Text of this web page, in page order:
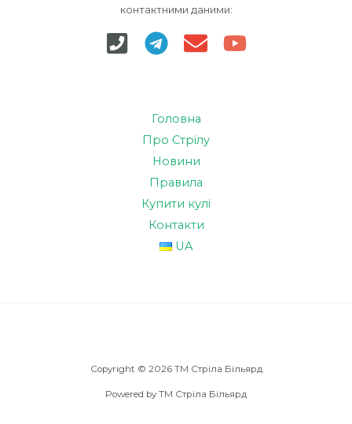
контактними даними:
Головна
Про Стрілу
Новини
Правила
Купити кулі
Контакти
UA
Copyright © 2026 TM Стріла Більярд
Powered by TM Стріла Більярд